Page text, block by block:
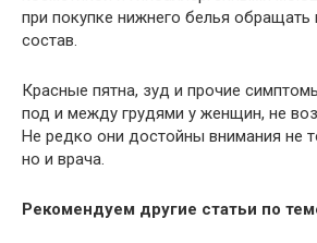
при покупке нижнего белья обращать
состав.
Красные пятна, зуд и прочие
под и между грудями у женщин, не
Не редко они достойны внимания не
но и врача.
Рекомендуем другие статьи по